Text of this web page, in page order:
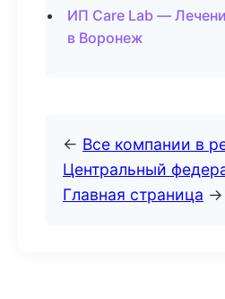
ИП Care Lab —
в Воронеж
← Все компании в
Центральный
Главная страница →